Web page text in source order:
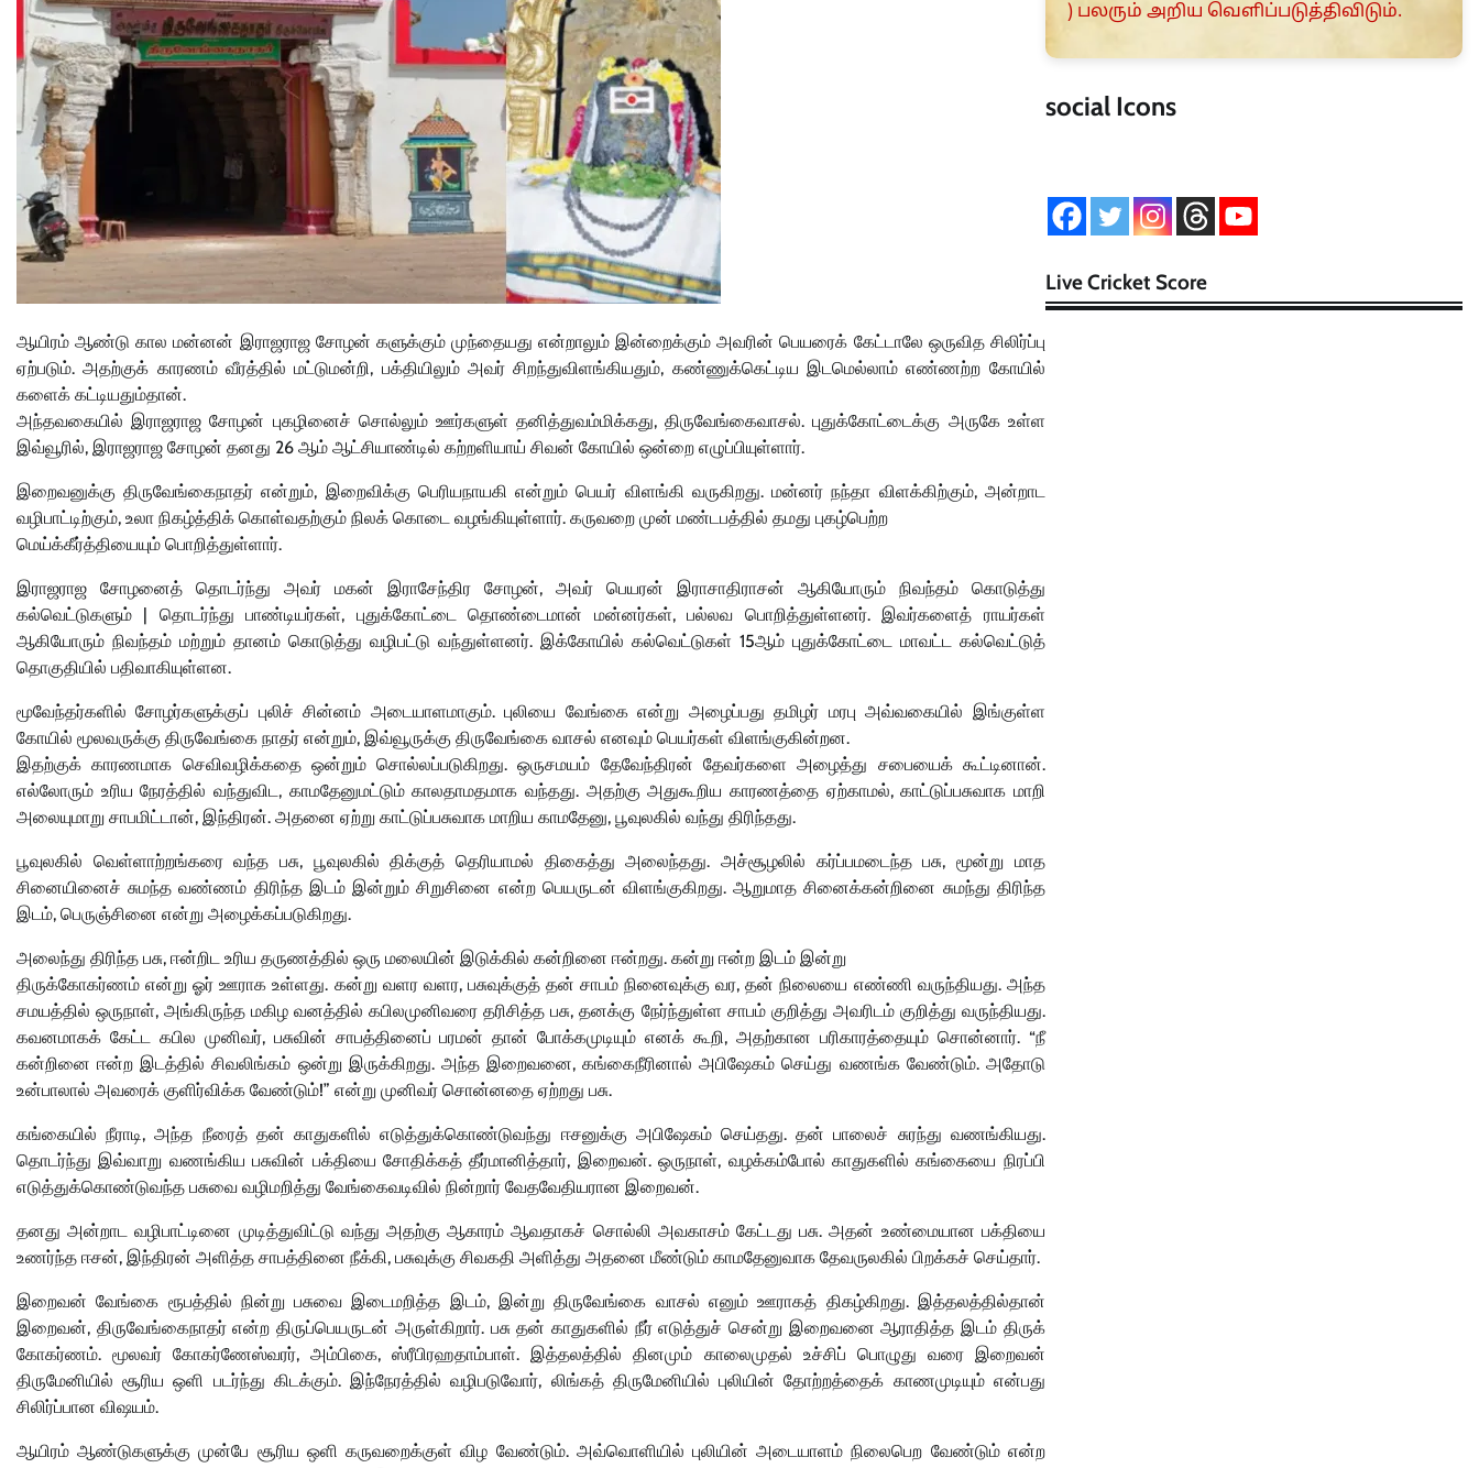
ஆயிரம் ஆண்டு கால மன்னன் இராஜராஜ சோழன் களுக்கும் முந்தையது என்றாலும் இன்றைக்கும் அவரின் பெயரைக் கேட்டாலே ஒருவித சிலிர்ப்பு
ஏற்படும். அதற்குக் காரணம் வீரத்தில் மட்டுமன்றி, பக்தியிலும் அவர் சிறந்துவிளங்கியதும், கண்ணுக்கெட்டிய இடமெல்லாம் எண்ணற்ற கோயில்
களைக் கட்டியதும்தான்.
அந்தவகையில் இராஜராஜ சோழன் புகழினைச் சொல்லும் ஊர்களுள் தனித்துவம்மிக்கது, திருவேங்கைவாசல். புதுக்கோட்டைக்கு அருகே உள்ள
இவ்வூரில், இராஜராஜ சோழன் தனது 26 ஆம் ஆட்சியாண்டில் கற்றளியாய் சிவன் கோயில் ஒன்றை எழுப்பியுள்ளார்.
இறைவனுக்கு திருவேங்கைநாதர் என்றும், இறைவிக்கு பெரியநாயகி என்றும் பெயர் விளங்கி வருகிறது. மன்னர் நந்தா விளக்கிற்கும், அன்றாட
வழிபாட்டிற்கும், உலா நிகழ்த்திக் கொள்வதற்கும் நிலக் கொடை வழங்கியுள்ளார். கருவறை முன் மண்டபத்தில் தமது புகழ்பெற்ற
மெய்க்கீர்த்தியையும் பொறித்துள்ளார்.
இராஜராஜ சோழனைத் தொடர்ந்து அவர் மகன் இராசேந்திர சோழன், அவர் பெயரன் இராசாதிராசன் ஆகியோரும் நிவந்தம் கொடுத்து
கல்வெட்டுகளும் | தொடர்ந்து பாண்டியர்கள், புதுக்கோட்டை தொண்டைமான் மன்னர்கள், பல்லவ பொறித்துள்ளனர். இவர்களைத் ராயர்கள்
ஆகியோரும் நிவந்தம் மற்றும் தானம் கொடுத்து வழிபட்டு வந்துள்ளனர். இக்கோயில் கல்வெட்டுகள் 15ஆம் புதுக்கோட்டை மாவட்ட கல்வெட்டுத்
தொகுதியில் பதிவாகியுள்ளன.
மூவேந்தர்களில் சோழர்களுக்குப் புலிச் சின்னம் அடையாளமாகும். புலியை வேங்கை என்று அழைப்பது தமிழர் மரபு அவ்வகையில் இங்குள்ள
கோயில் மூலவருக்கு திருவேங்கை நாதர் என்றும், இவ்வூருக்கு திருவேங்கை வாசல் எனவும் பெயர்கள் விளங்குகின்றன.
இதற்குக் காரணமாக செவிவழிக்கதை ஒன்றும் சொல்லப்படுகிறது. ஒருசமயம் தேவேந்திரன் தேவர்களை அழைத்து சபையைக் கூட்டினான்.
எல்லோரும் உரிய நேரத்தில் வந்துவிட, காமதேனுமட்டும் காலதாமதமாக வந்தது. அதற்கு அதுகூறிய காரணத்தை ஏற்காமல், காட்டுப்பசுவாக மாறி
அலையுமாறு சாபமிட்டான், இந்திரன். அதனை ஏற்று காட்டுப்பசுவாக மாறிய காமதேனு, பூவுலகில் வந்து திரிந்தது.
பூவுலகில் வெள்ளாற்றங்கரை வந்த பசு, பூவுலகில் திக்குத் தெரியாமல் திகைத்து அலைந்தது. அச்சூழலில் கர்ப்பமடைந்த பசு, மூன்று மாத
சினையினைச் சுமந்த வண்ணம் திரிந்த இடம் இன்றும் சிறுசினை என்ற பெயருடன் விளங்குகிறது. ஆறுமாத சினைக்கன்றினை சுமந்து திரிந்த
இடம், பெருஞ்சினை என்று அழைக்கப்படுகிறது.
அலைந்து திரிந்த பசு, ஈன்றிட உரிய தருணத்தில் ஒரு மலையின் இடுக்கில் கன்றினை ஈன்றது. கன்று ஈன்ற இடம் இன்று
திருக்கோகர்ணம் என்று ஓர் ஊராக உள்ளது. கன்று வளர வளர, பசுவுக்குத் தன் சாபம் நினைவுக்கு வர, தன் நிலையை எண்ணி வருந்தியது. அந்த
சமயத்தில் ஒருநாள், அங்கிருந்த மகிழ வனத்தில் கபிலமுனிவரை தரிசித்த பசு, தனக்கு நேர்ந்துள்ள சாபம் குறித்து அவரிடம் குறித்து வருந்தியது.
கவனமாகக் கேட்ட கபில முனிவர், பசுவின் சாபத்தினைப் பரமன் தான் போக்கமுடியும் எனக் கூறி, அதற்கான பரிகாரத்தையும் சொன்னார். “நீ
கன்றினை ஈன்ற இடத்தில் சிவலிங்கம் ஒன்று இருக்கிறது. அந்த இறைவனை, கங்கைநீரினால் அபிஷேகம் செய்து வணங்க வேண்டும். அதோடு
உன்பாலால் அவரைக் குளிர்விக்க வேண்டும்!” என்று முனிவர் சொன்னதை ஏற்றது பசு.
கங்கையில் நீராடி, அந்த நீரைத் தன் காதுகளில் எடுத்துக்கொண்டுவந்து ஈசனுக்கு அபிஷேகம் செய்தது. தன் பாலைச் சுரந்து வணங்கியது.
தொடர்ந்து இவ்வாறு வணங்கிய பசுவின் பக்தியை சோதிக்கத் தீர்மானித்தார், இறைவன். ஒருநாள், வழக்கம்போல் காதுகளில் கங்கையை நிரப்பி
எடுத்துக்கொண்டுவந்த பசுவை வழிமறித்து வேங்கைவடிவில் நின்றார் வேதவேதியரான இறைவன்.
தனது அன்றாட வழிபாட்டினை முடித்துவிட்டு வந்து அதற்கு ஆகாரம் ஆவதாகச் சொல்லி அவகாசம் கேட்டது பசு. அதன் உண்மையான பக்தியை
உணர்ந்த ஈசன், இந்திரன் அளித்த சாபத்தினை நீக்கி, பசுவுக்கு சிவகதி அளித்து அதனை மீண்டும் காமதேனுவாக தேவருலகில் பிறக்கச் செய்தார்.
இறைவன் வேங்கை ரூபத்தில் நின்று பசுவை இடைமறித்த இடம், இன்று திருவேங்கை வாசல் எனும் ஊராகத் திகழ்கிறது. இத்தலத்தில்தான்
இறைவன், திருவேங்கைநாதர் என்ற திருப்பெயருடன் அருள்கிறார். பசு தன் காதுகளில் நீர் எடுத்துச் சென்று இறைவனை ஆராதித்த இடம் திருக்
கோகர்ணம். மூலவர் கோகர்ணேஸ்வரர், அம்பிகை, ஸ்ரீபிரஹதாம்பாள். இத்தலத்தில் தினமும் காலைமுதல் உச்சிப் பொழுது வரை இறைவன்
திருமேனியில் சூரிய ஒளி படர்ந்து கிடக்கும். இந்நேரத்தில் வழிபடுவோர், லிங்கத் திருமேனியில் புலியின் தோற்றத்தைக் காணமுடியும் என்பது
சிலிர்ப்பான விஷயம்.
ஆயிரம் ஆண்டுகளுக்கு முன்பே சூரிய ஒளி கருவறைக்குள் விழ வேண்டும். அவ்வொளியில் புலியின் அடையாளம் நிலைபெற வேண்டும் என்ற
) பலரும் அறிய வெளிப்படுத்திவிடும்.
social Icons
Live Cricket Score